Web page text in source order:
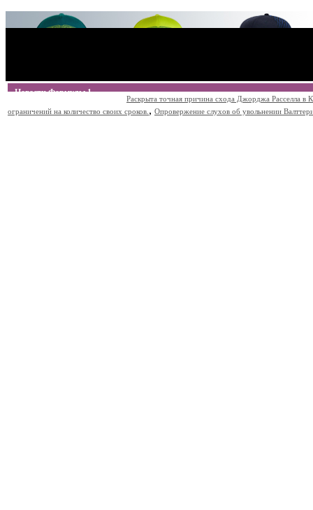
Новости Формулы 1
Раскрыта точная причина схода Джорджа Расселла в
ограничений на количество своих сроков. , Опровержение слухов об увольнении